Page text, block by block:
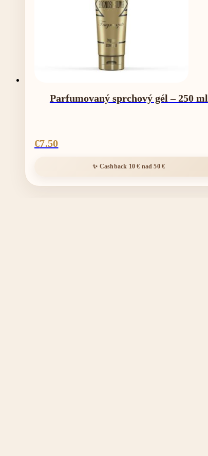
Parfumovaný sprchový gél – 250 ml
€7.50